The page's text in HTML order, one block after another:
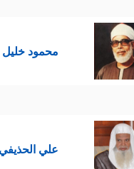
محمود
علي الحذيفي